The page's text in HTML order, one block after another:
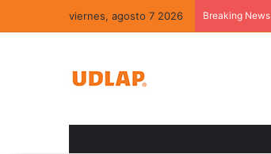
viernes, agosto 7 2026 Breaking News